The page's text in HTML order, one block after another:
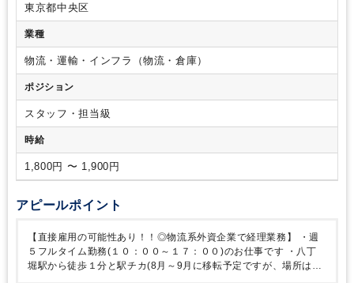
東京都中央区
業種
物流・運輸・インフラ（物流・倉庫）
ポジション
スタッフ・担当級
時給
1,800円 〜 1,900円
アピールポイント
【直接雇用の可能性あり！！◎物流系外資企業で経理業務】
・週
５フルタイム勤務(１０：００～１７：００)のお仕事です ・八丁
堀駅から徒歩１分と駅チカ(8月～9月に移転予定ですが、場所はほ